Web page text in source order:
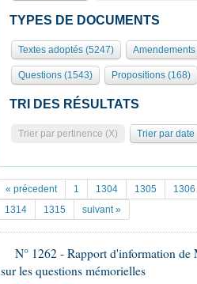
TYPES DE DOCUMENTS
Textes adoptés (5247)
Questions (1543) Propositions (168)
TRI DES RÉSULTATS
Trier par pertinence (X) Trier par date
« précedent 1 1304 1305 1306
1314
1315 suivant »
N° 1262 - Rapport d'information
sur les questions mémorielles